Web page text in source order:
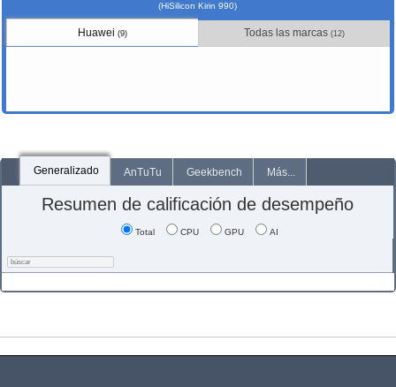
(HiSilicon Kirin 990)
Huawei (9) Todas las marcas (12)
Generalizado AnTuTu Geekbench Más...
Resumen de calificación de desempeño
Total CPU GPU AI